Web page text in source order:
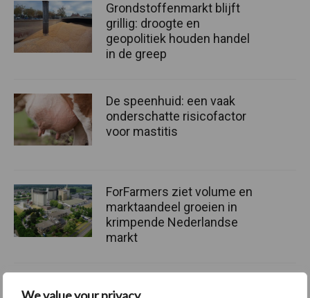
Grondstoffenmarkt blijft
grillig: droogte en
geopolitiek houden handel
in de greep
De speenhuid: een vaak
onderschatte risicofactor
voor mastitis
ForFarmers ziet volume en
marktaandeel groeien in
krimpende Nederlandse
markt